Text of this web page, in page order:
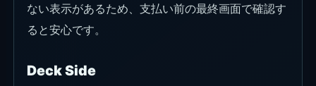
ない表示があるため、支払い前の最終画面で確認す
ると安心です。
Deck Side